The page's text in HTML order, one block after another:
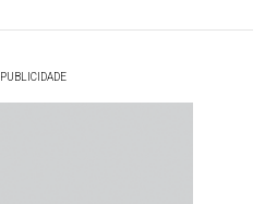
PUBLICIDADE